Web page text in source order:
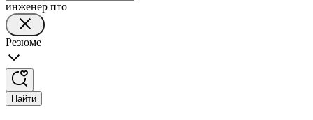
инженер пто
Резюме
Найти